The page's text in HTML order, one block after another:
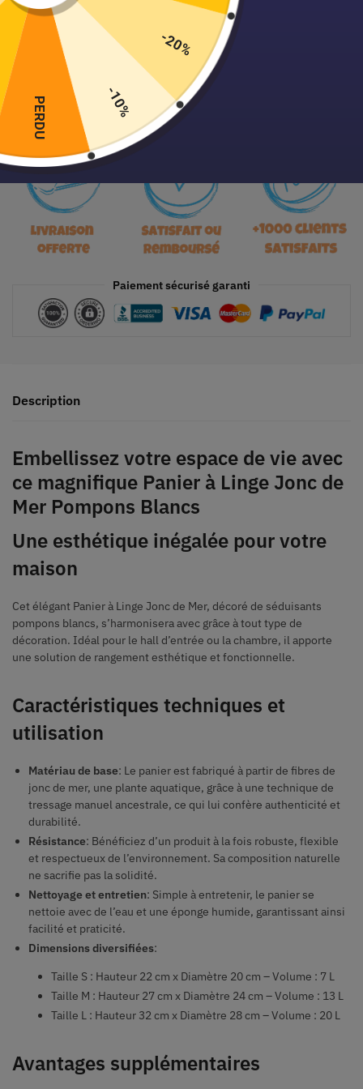
Ajouter au panier
Paiement sécurisé garanti
Description
Embellissez votre espace de vie avec
ce magnifique Panier à Linge Jonc de
Mer Pompons Blancs
Une esthétique inégalée pour votre
maison
Cet élégant Panier à Linge Jonc de Mer, décoré de séduisants
pompons blancs, s’harmonisera avec grâce à tout type de
décoration. Idéal pour le hall d’entrée ou la chambre, il apporte
une solution de rangement esthétique et fonctionnelle.
Caractéristiques techniques et
utilisation
Matériau de base: Le panier est fabriqué à partir de fibres de
jonc de mer, une plante aquatique, grâce à une technique de
tressage manuel ancestrale, ce qui lui confère authenticité et
durabilité.
Résistance: Bénéficiez d’un produit à la fois robuste, flexible
et respectueux de l’environnement. Sa composition naturelle
ne sacrifie pas la solidité.
Nettoyage et entretien: Simple à entretenir, le panier se
nettoie avec de l’eau et une éponge humide, garantissant ainsi
facilité et praticité.
Dimensions diversifiées:
Taille S : Hauteur 22 cm x Diamètre 20 cm – Volume : 7 L
Taille M : Hauteur 27 cm x Diamètre 24 cm – Volume : 13 L
Taille L : Hauteur 32 cm x Diamètre 28 cm – Volume : 20 L
Avantages supplémentaires
-20%
-10%
PERDU